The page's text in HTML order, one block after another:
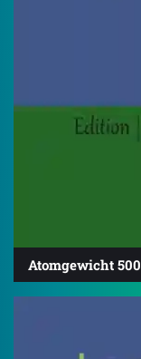
Atomgewicht 500